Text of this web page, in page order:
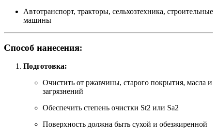
Автотранспорт, тракторы, сельхозтехника, строительные
машины
Способ нанесения:
Подготовка:
Очистить от ржавчины, старого покрытия, масла и
загрязнений
Обеспечить степень очистки St2 или Sa2
Поверхность должна быть сухой и обезжиренной